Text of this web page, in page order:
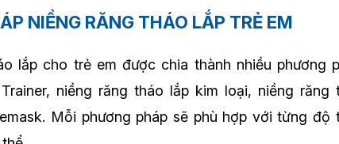
NIỀNG RĂNG THÁO LẮP TRẺ EM
lắp cho trẻ em được chia thành nhiều phương
niềng răng tháo lắp kim loại, niềng răng
Mỗi phương pháp sẽ phù hợp với từng độ